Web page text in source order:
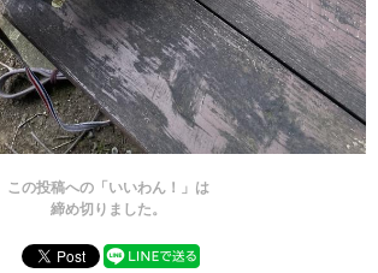
この投稿への「いいわん！」は
締め切りました。